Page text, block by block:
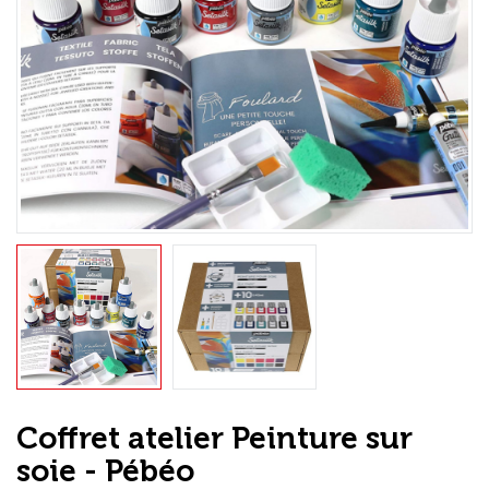
Loisirs Créatifs
Coffrets & cadeaux
Encadrement
mail Contact / Aide
Coffret atelier Peinture sur
soie - Pébéo